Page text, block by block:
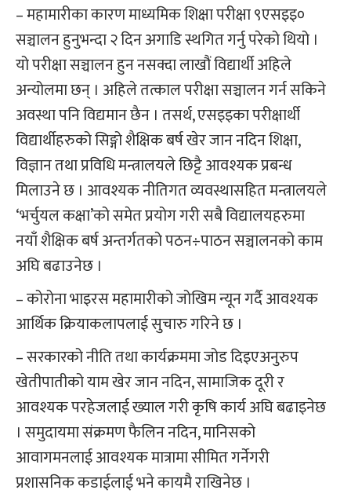
– महामारीका कारण माध्यमिक शिक्षा परीक्षा ९एसइइ०
सञ्चालन हुनुभन्दा २ दिन अगाडि स्थगित गर्नु परेको थियो ।
यो परीक्षा सञ्चालन हुन नसक्दा लाखौं विद्यार्थी अहिले
अन्योलमा छन् । अहिले तत्काल परीक्षा सञ्चालन गर्न सकिने
अवस्था पनि विद्यमान छैन । तसर्थ, एसइइका परीक्षार्थी
विद्यार्थीहरुको सिङ्गो शैक्षिक बर्ष खेर जान नदिन शिक्षा,
विज्ञान तथा प्रविधि मन्त्रालयले छिट्टै आवश्यक प्रबन्ध
मिलाउने छ । आवश्यक नीतिगत व्यवस्थासहित मन्त्रालयले
‘भर्चुयल कक्षा’को समेत प्रयोग गरी सबै विद्यालयहरुमा
नयाँ शैक्षिक बर्ष अन्तर्गतको पठन÷पाठन सञ्चालनको काम
अघि बढाउनेछ ।
– कोरोना भाइरस महामारीको जोखिम न्यून गर्दै आवश्यक
आर्थिक क्रियाकलापलाई सुचारु गरिने छ ।
– सरकारको नीति तथा कार्यक्रममा जोड दिइएअनुरुप
खेतीपातीको याम खेर जान नदिन, सामाजिक दूरी र
आवश्यक परहेजलाई ख्याल गरी कृषि कार्य अघि बढाइनेछ
। समुदायमा संक्रमण फैलिन नदिन, मानिसको
आवागमनलाई आवश्यक मात्रामा सीमित गर्नेगरी
प्रशासनिक कडाईलाई भने कायमै राखिनेछ ।